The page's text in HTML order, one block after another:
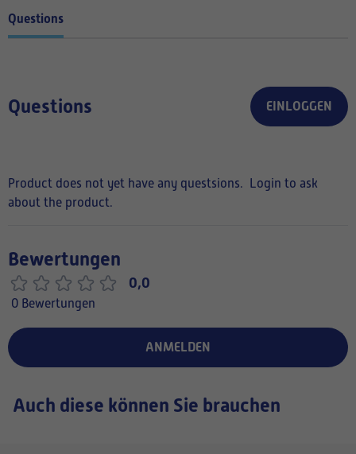
Questions
Questions EINLOGGEN
Product does not yet have any questsions.
Login to ask
about the product.
Bewertungen
0,0
0 Bewertungen
ANMELDEN
Auch diese können Sie brauchen